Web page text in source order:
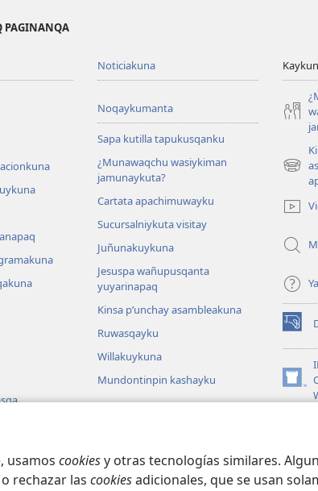
usamos cookiesy otras tecnologías similares.
rechazar las cookiesadicionales, que se usan
PAGINANQA
Noticiakuna
Noqaykumanta
Sapa kutilla tapukusqanku
¿Munawaqchu wasiykiman
jamunaykuta?
Cartata apachimuwayku
Sucursalniykuta visitay
Juñunakuykuna
Jesuspa wañupusqanta
yuyarinapaq
Kinsa p’unchay asambleakuna
Ruwasqayku
Willakuykuna
Mundontinpin kashayku
(abre
nueva
(abre
una
(abre
una